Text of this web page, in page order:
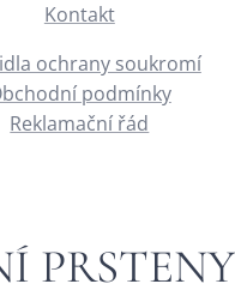
Kontakt
ochrany soukromí
podmínky
Reklamační řád